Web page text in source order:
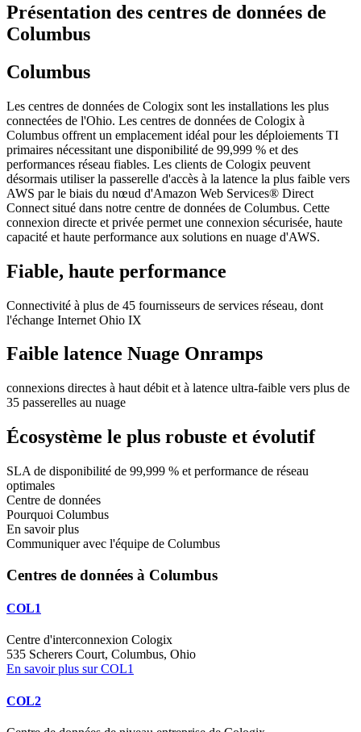
Présentation des centres de données de
Columbus
Columbus
Les centres de données de Cologix sont les installations les plus
connectées de l'Ohio. Les centres de données de Cologix à
Columbus offrent un emplacement idéal pour les déploiements TI
primaires nécessitant une disponibilité de 99,999 % et des
performances réseau fiables. Les clients de Cologix peuvent
désormais utiliser la passerelle d'accès à la latence la plus faible vers
AWS par le biais du nœud d'Amazon Web Services® Direct
Connect situé dans notre centre de données de Columbus. Cette
connexion directe et privée permet une connexion sécurisée, haute
capacité et haute performance aux solutions en nuage d'AWS.
Fiable, haute performance
Connectivité à plus de 45 fournisseurs de services réseau, dont
l'échange Internet Ohio IX
Faible latence Nuage Onramps
connexions directes à haut débit et à latence ultra-faible vers plus de
35 passerelles au nuage
Écosystème le plus robuste et évolutif
SLA de disponibilité de 99,999 % et performance de réseau
optimales
Centre de données
Pourquoi Columbus
En savoir plus
Communiquer avec l'équipe de Columbus
Centres de données à Columbus
COL1
Centre d'interconnexion Cologix
535 Scherers Court, Columbus, Ohio
En savoir plus sur COL1
COL2